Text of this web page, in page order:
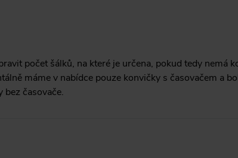
počet šálků, na které je určena, pokud tedy nemá
máme v nabídce pouze konvičky s časovačem a
bez časovače.